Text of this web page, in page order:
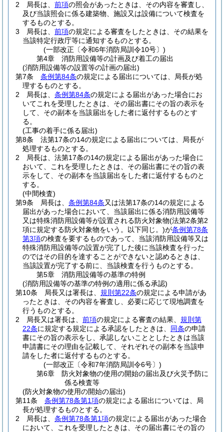
2
局長は、 前項の照会があったときは、その内容を審査し、
及び当該照会に係る建築物、施設又は設備について検査を
するものとする。
3
局長は、 前項の規定による審査をしたときは、その結果を
当該特定行政庁等に通知するものとする。
(一部改正〔令和6年消防局訓令10号〕)
第4章
消防用設備等の計画及び着工の届出
(消防用設備等の設置等の計画の届出)
第7条
条例第84条の規定による届出については、局長が処
理するものとする。
2
局長は、 条例第84条の規定による届出があった場合にお
いてこれを受理したときは、その届出書にその旨の表示を
して、その副本を当該届出をした者に返付するものとす
る。
(工事の着手に係る届出)
第8条
法第17条の14の規定による届出については、局長が
処理するものとする。
2
局長は、法第17条の14の規定による届出があった場合に
おいて、これを受理したときは、その届出書にその旨の表
示をして、その副本を当該届出をした者に返付するものと
する。
(中間検査)
第9条
局長は、 条例第84条又は法第17条の14の規定による
届出があった場合において、当該届出に係る消防用設備等
又は特殊消防用設備等が設置される防火対象物(法第2条第2
項に規定する防火対象物をいう。以下同じ。)が条例第78条
第3項の検査を要するものであって、当該消防用設備等又は
特殊消防用設備等の設置が完了した後に当該検査を行った
のではその目的を達することができないと認めるときは、
当該設置が完了する前に、当該検査を行うものとする。
第5章
消防用設備等の基準の特例
(消防用設備等の基準の特例の適用に係る承認)
第10条
局長又は署長は、 規則第22条の規定による申請があ
ったときは、その内容を審査し、必要に応じて現地調査を
行うものとする。
2
局長又は署長は、 前項の規定による審査の結果、 規則第
22条に規定する規定による承認をしたときは、 同条の申請
書にその旨の表示をし、承認しないこととしたときは当該
申請書にその理由を記載して、それぞれその副本を当該申
請をした者に返付するものとする。
(一部改正〔令和7年消防局訓令6号〕)
第6章
防火対象物の使用の開始の届出及び火災予防に
係る検査等
(防火対象物の使用の開始の届出)
第11条
条例第78条第1項の規定による届出については、局
長が処理するものとする。
2
局長は、 条例第78条第1項の規定による届出があった場合
において、これを受理したときは、その届出書にその旨の